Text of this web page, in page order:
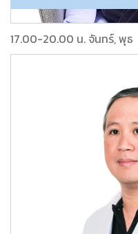
17.00-20.00 น. จันทร์, พุธ